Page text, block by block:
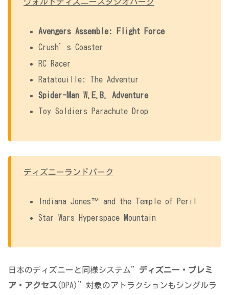
ウォルトディズニースタジオパーク
Avengers Assemble: Flight Force
Crush’s Coaster
RC Racer
Ratatouille: The Adventur
Spider-Man W.E.B. Adventure
Toy Soldiers Parachute Drop
ディズニーランドパーク
Indiana Jones™ and the Temple of Peril
Star Wars Hyperspace Mountain
日本のディズニーと同様システム” ディズニー・プレミ
ア・アクセス(DPA)”対象のアトラクションもシングルラ